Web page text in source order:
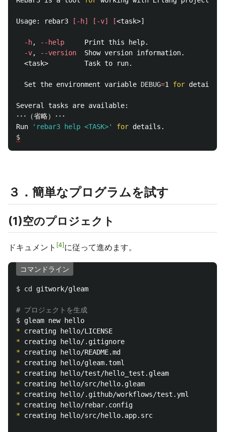
Usage: rebar3 [ -h] [ -v] [<task>]
-h, --help
     Print this help.
-v, --version
  Show version information.
  <task>         Task to run.
  Set the environment variable
DEBUG=1 for detailed
Several tasks are available:
･･･（省略）･･･
Run
'rebar3 help <TASK>' for
$
３．簡単なプログラムを試す
(1)空のプロジェクト
ドキュメント 4 に従って進めます。
コマンドライン
$ cd gitwork/gleam
# プロジェクトを生成
$
*
*
*
*
*
*
*
*
* creating hello/src/hello.app.src